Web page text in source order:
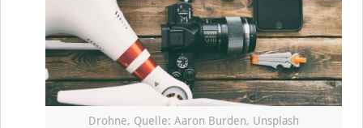
Drohne, Quelle: Aaron Burden, Unsplash